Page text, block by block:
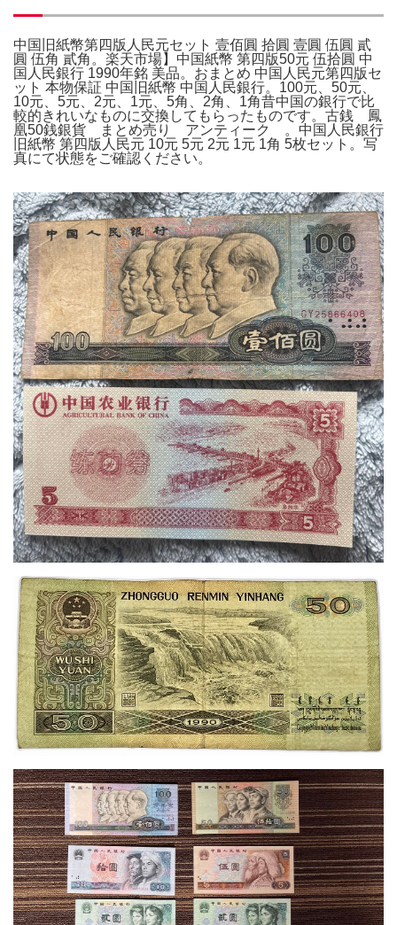
中国旧紙幣第四版人民元セット 壹佰圓 拾圓 壹圓 伍圓 貳
圓 伍角 貳角。楽天市場】中国紙幣 第四版50元 伍拾圓 中
国人民銀行 1990年銘 美品。おまとめ 中国人民元第四版セ
ット 本物保証 中国旧紙幣 中国人民銀行。100元、50元、
10元、5元、2元、1元、5角、2角、1角昔中国の銀行で比
較的きれいなものに交換してもらったものです。古銭 鳳
凰50銭銀貨 まとめ売り アンティーク 。中国人民銀行
旧紙幣 第四版人民元 10元 5元 2元 1元 1角 5枚セット。写
真にて状態をご確認ください。